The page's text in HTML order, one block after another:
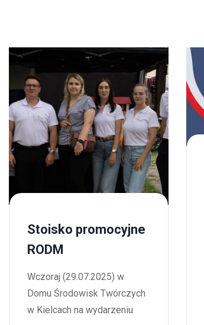
Stoisko promocyjne
RODM
Wczoraj (29.07.2025) w
Domu Środowisk Twórczych
w Kielcach na wydarzeniu